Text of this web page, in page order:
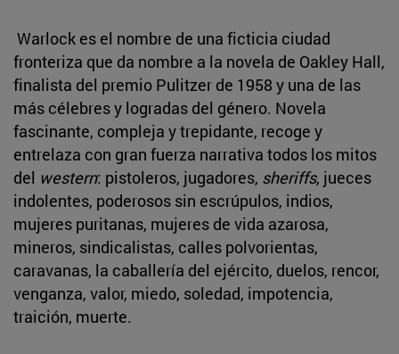
Warlock es el nombre de una ficticia ciudad
fronteriza que da nombre a la novela de Oakley Hall,
finalista del premio Pulitzer de 1958 y una de las
más célebres y logradas del género. Novela
fascinante, compleja y trepidante, recoge y
entrelaza con gran fuerza narrativa todos los mitos
del western: pistoleros, jugadores, sheriffs, jueces
indolentes, poderosos sin escrúpulos, indios,
mujeres puritanas, mujeres de vida azarosa,
mineros, sindicalistas, calles polvorientas,
caravanas, la caballería del ejército, duelos, rencor,
venganza, valor, miedo, soledad, impotencia,
traición, muerte.